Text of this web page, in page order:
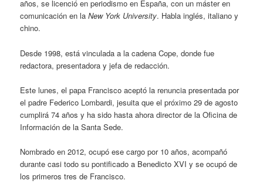
años, se licenció en periodismo en España, con un máster en
comunicación en laNew York University. Habla inglés, italiano y
chino.
Desde 1998, está vinculada a la cadena Cope, donde fue
redactora, presentadora y jefa de redacción.
Este lunes, el papa Francisco aceptó la renuncia presentada por
el padre Federico Lombardi, jesuita que el próximo 29 de agosto
cumplirá 74 años y ha sido hasta ahora director de la Oficina de
Información de la Santa Sede.
Nombrado en 2012, ocupó ese cargo por 10 años, acompañó
durante casi todo su pontificado a Benedicto XVI y se ocupó de
los primeros tres de Francisco.